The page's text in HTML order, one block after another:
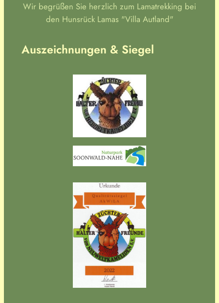
Wir begrüßen Sie herzlich zum Lamatrekking bei
den Hunsrück Lamas "Villa Autland"
Auszeichnungen & Siegel